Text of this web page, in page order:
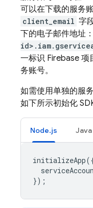
可以在下载的服务
client_email 字
下的电子邮件地址：
一标识 Firebase 项
务账号。
如需使用单独的服
如下所示初始化
Node.js Java
initializeApp
});